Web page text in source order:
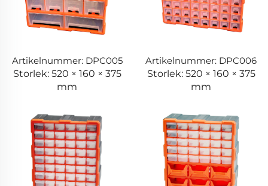
Artikelnummer: DPC005
Storlek: 520 × 160 × 375
mm
Artikelnummer: DPC006
Storlek: 520 × 160 × 375
mm